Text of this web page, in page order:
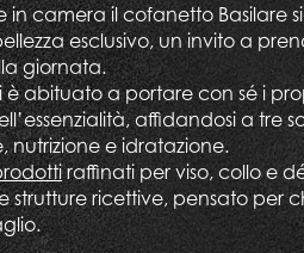
in camera il cofanetto Basilare
esclusivo, un invito a
giornata.
abituato a portare con sé i
affidandosi a tre
nutrizione e idratazione.
raffinati per viso, collo e
strutture ricettive, pensato per